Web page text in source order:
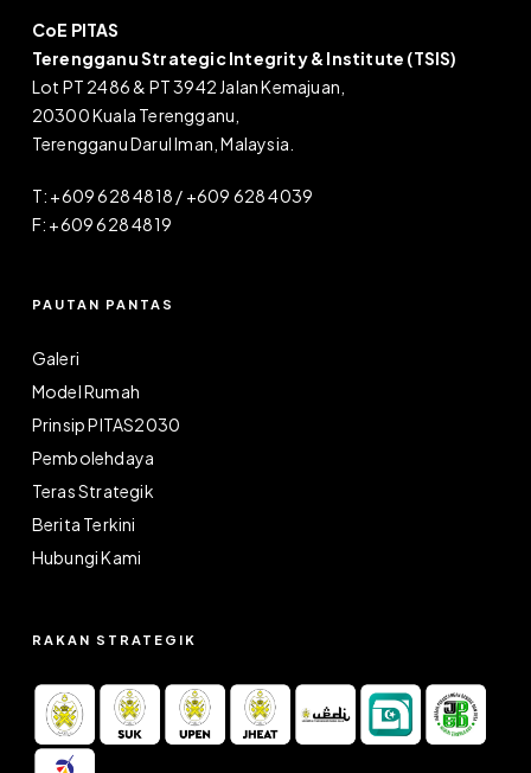
CoE PITAS
Terengganu Strategic Integrity & Institute (TSIS)
Lot PT 2486 & PT 3942 Jalan Kemajuan,
20300 Kuala Terengganu,
Terengganu Darul Iman, Malaysia.
T: +609 628 4818 / +609 628 4039
F: +609 628 4819
PAUTAN PANTAS
Galeri
Model Rumah
Prinsip PITAS2030
Pembolehdaya
Teras Strategik
Berita Terkini
Hubungi Kami
RAKAN STRATEGIK